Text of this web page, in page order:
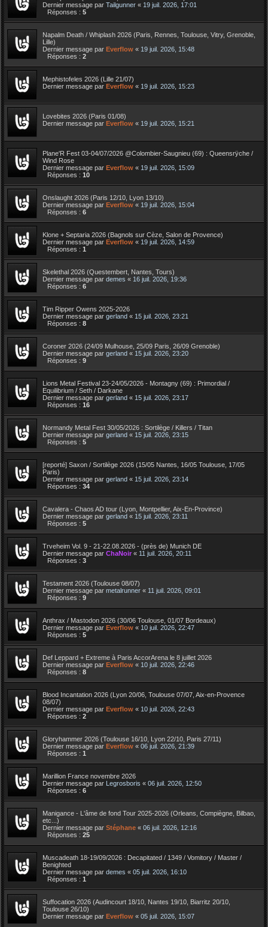
Dernier message par Tailgunner « 19 juil. 2026, 17:01
Réponses : 5
Napalm Death / Whiplash 2026 (Paris, Rennes, Toulouse, Vitry, Grenoble,
Lille)
Dernier message par Everflow « 19 juil. 2026, 15:48
Réponses : 2
Mephistofeles 2026 (Lille 21/07)
Dernier message par Everflow « 19 juil. 2026, 15:23
Lovebites 2026 (Paris 01/08)
Dernier message par Everflow « 19 juil. 2026, 15:21
Plane'R Fest 03-04/07/2026 @Colombier-Saugnieu (69) : Queensrÿche /
Wind Rose
Dernier message par Everflow « 19 juil. 2026, 15:09
Réponses : 10
Onslaught 2026 (Paris 12/10, Lyon 13/10)
Dernier message par Everflow « 19 juil. 2026, 15:04
Réponses : 6
Klone + Septaria 2026 (Bagnols sur Cèze, Salon de Provence)
Dernier message par Everflow « 19 juil. 2026, 14:59
Réponses : 1
Skelethal 2026 (Questembert, Nantes, Tours)
Dernier message par demes « 16 juil. 2026, 19:36
Réponses : 6
Tim Ripper Owens 2025-2026
Dernier message par gerland « 15 juil. 2026, 23:21
Réponses : 8
Coroner 2026 (24/09 Mulhouse, 25/09 Paris, 26/09 Grenoble)
Dernier message par gerland « 15 juil. 2026, 23:20
Réponses : 9
Lions Metal Festival 23-24/05/2026 - Montagny (69) : Primordial /
Equilibrium / Seth / Darkane
Dernier message par gerland « 15 juil. 2026, 23:17
Réponses : 16
Normandy Metal Fest 30/05/2026 : Sortilège / Killers / Titan
Dernier message par gerland « 15 juil. 2026, 23:15
Réponses : 5
[reporté] Saxon / Sortilège 2026 (15/05 Nantes, 16/05 Toulouse, 17/05
Paris)
Dernier message par gerland « 15 juil. 2026, 23:14
Réponses : 34
Cavalera - Chaos AD tour (Lyon, Montpellier, Aix-En-Province)
Dernier message par gerland « 15 juil. 2026, 23:11
Réponses : 5
Trveheim Vol. 9 - 21-22.08.2026 - (près de) Munich DE
Dernier message par ChaNoir « 11 juil. 2026, 20:11
Réponses : 3
Testament 2026 (Toulouse 08/07)
Dernier message par metalrunner « 11 juil. 2026, 09:01
Réponses : 9
Anthrax / Mastodon 2026 (30/06 Toulouse, 01/07 Bordeaux)
Dernier message par Everflow « 10 juil. 2026, 22:47
Réponses : 5
Def Leppard + Extreme à Paris AccorArena le 8 juillet 2026
Dernier message par Everflow « 10 juil. 2026, 22:46
Réponses : 8
Blood Incantation 2026 (Lyon 20/06, Toulouse 07/07, Aix-en-Provence
08/07)
Dernier message par Everflow « 10 juil. 2026, 22:43
Réponses : 2
Gloryhammer 2026 (Toulouse 16/10, Lyon 22/10, Paris 27/11)
Dernier message par Everflow « 06 juil. 2026, 21:39
Réponses : 1
Marillion France novembre 2026
Dernier message par Legrosboris « 06 juil. 2026, 12:50
Réponses : 6
Manigance - L'âme de fond Tour 2025-2026 (Orleans, Compiègne, Bilbao,
etc...)
Dernier message par Stéphane « 06 juil. 2026, 12:16
Réponses : 25
Muscadeath 18-19/09/2026 : Decapitated / 1349 / Vomitory / Master /
Benighted
Dernier message par demes « 05 juil. 2026, 16:10
Réponses : 1
Suffocation 2026 (Audincourt 18/10, Nantes 19/10, Biarritz 20/10,
Toulouse 26/10)
Dernier message par Everflow « 05 juil. 2026, 15:07